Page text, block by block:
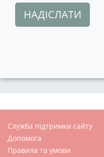
НАДІСЛАТИ
Служба підтримки сайту
Допомога
Правила та умови